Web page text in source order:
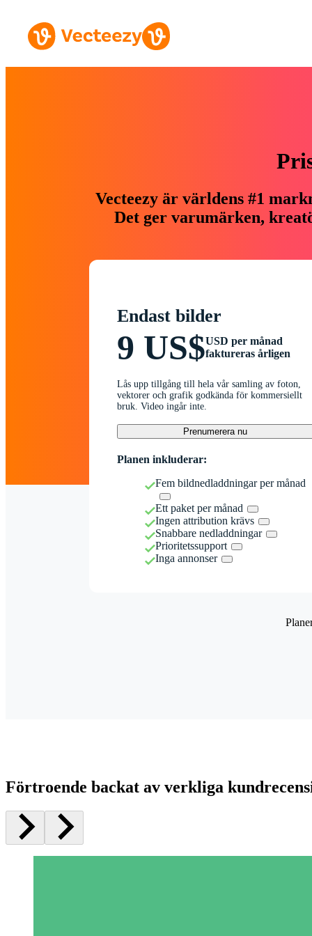
Vecteezy är världens #1
Det ger varumärken,
Endast bilder
9 US$USD per månad
faktureras årligen
Lås upp tillgång till hela vår samling av foton,
vektorer och grafik godkända för kommersiellt
bruk. Video ingår inte.
Prenumerera nu
Planen inkluderar:
Fem bildnedladdningar per månad
Ett paket per månad
Ingen attribution krävs
Snabbare nedladdningar
Prioritetssupport
Inga annonser
Förtroende backat av verkliga